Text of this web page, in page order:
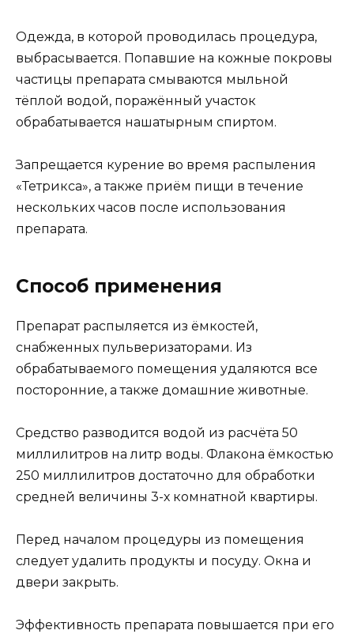
Одежда, в которой проводилась процедура,
выбрасывается. Попавшие на кожные покровы
частицы препарата смываются мыльной
тёплой водой, поражённый участок
обрабатывается нашатырным спиртом.
Запрещается курение во время распыления
«Тетрикса», а также приём пищи в течение
нескольких часов после использования
препарата.
Способ применения
Препарат распыляется из ёмкостей,
снабженных пульверизаторами. Из
обрабатываемого помещения удаляются все
посторонние, а также домашние животные.
Средство разводится водой из расчёта 50
миллилитров на литр воды. Флакона ёмкостью
250 миллилитров достаточно для обработки
средней величины 3-х комнатной квартиры.
Перед началом процедуры из помещения
следует удалить продукты и посуду. Окна и
двери закрыть.
Эффективность препарата повышается при его